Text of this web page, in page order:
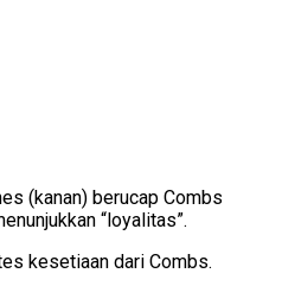
(kanan) berucap Combs
“loyalitas”.
kesetiaan dari Combs.